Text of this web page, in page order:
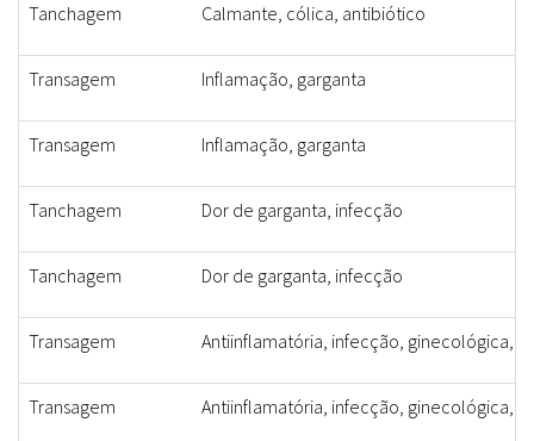
Tanchagem Calmante, cólica, antibiótico
Transagem Inflamação, garganta
Transagem Inflamação, garganta
Tanchagem Dor de garganta, infecção
Tanchagem Dor de garganta, infecção
Transagem Antiinflamatória, infecção, ginecológica,
Transagem Antiinflamatória, infecção, ginecológica,